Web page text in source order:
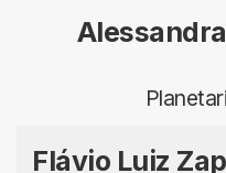
Flávio Luiz